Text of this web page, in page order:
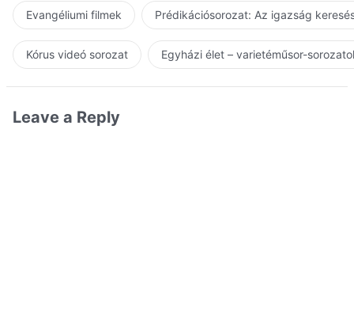
Evangéliumi filmek Prédikációsorozat: Az igazság
Kórus videó sorozat Egyházi élet – varietéműsor-
Leave a Reply